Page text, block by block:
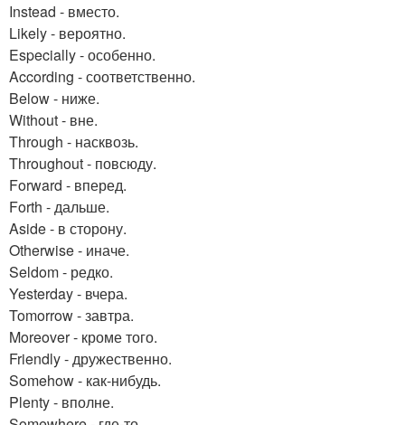
Instead - вместо.
Likely - вероятно.
Especially - особенно.
According - соответственно.
Below - ниже.
Without - вне.
Through - насквозь.
Throughout - повсюду.
Forward - вперед.
Forth - дальше.
Aside - в сторону.
Otherwise - иначе.
Seldom - редко.
Yesterday - вчера.
Tomorrow - завтра.
Moreover - кроме того.
Friendly - дружественно.
Somehow - как-нибудь.
Plenty - вполне.